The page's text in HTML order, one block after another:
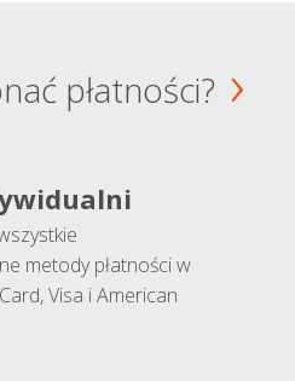
płatności?
metody płatności w
Visa i American